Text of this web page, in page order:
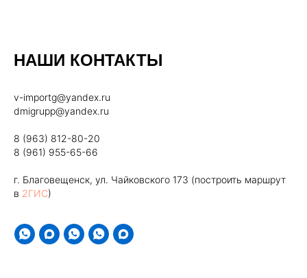
НАШИ КОНТАКТЫ
v-importg@yandex.ru
dmigrupp@yandex.ru
8 (963) 812-80-20
8 (961) 955-65-66
г. Благовещенск, ул. Чайковского 173 (построить маршрут
в 2ГИС)